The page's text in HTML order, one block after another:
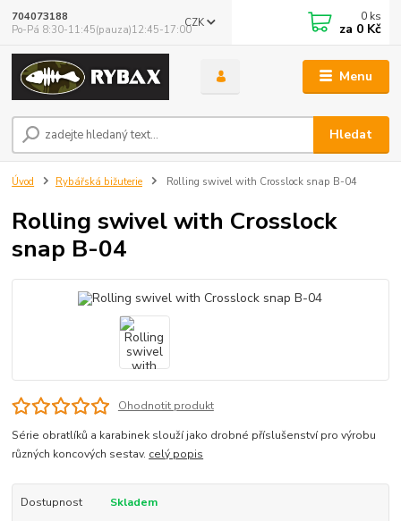
Menu
CZK
Hledat
704073188
Po-Pá 8:30-11:45(pauza)12:45-17:00
0 ks
za 0 Kč
Úvod Rybářská bižuterie Rolling swivel with Crosslock snap B-04
Rolling swivel with Crosslock
snap B-04
Ohodnotit produkt
Série obratlíků a karabinek slouží jako drobné příslušenství pro výrobu
různých koncových sestav. celý popis
Dostupnost
Skladem